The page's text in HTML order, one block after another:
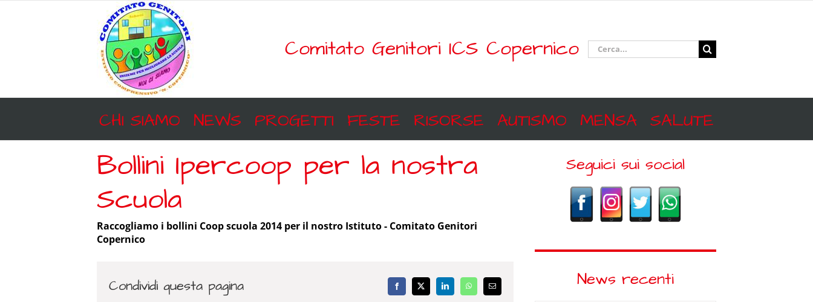
Comitato Genitori ICS Copernico
Cerca
per:
CHI SIAMO NEWS PROGETTI FESTE RISORSE AUTISMO MENSA SALUTE
Bollini Ipercoop per la nostra
Scuola
Raccogliamo i bollini Coop scuola 2014 per il nostro Istituto - Comitato Genitori
Copernico
Condividi questa pagina Facebook
X LinkedInWhatsAppEmail
Seguici sui social
News recenti